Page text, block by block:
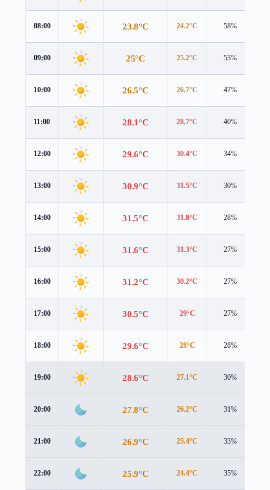
08:00 23.8°C 24.2°C 58%
09:00 25°C 25.2°C 53%
10:00 26.5°C 26.7°C 47%
11:00 28.1°C 28.7°C 40%
12:00 29.6°C 30.4°C 34%
13:00 30.9°C 31.5°C 30%
14:00 31.5°C 31.8°C 28%
15:00 31.6°C 31.3°C 27%
16:00 31.2°C 30.2°C 27%
17:00 30.5°C 29°C 27%
18:00 29.6°C 28°C 28%
19:00 28.6°C 27.1°C 30%
20:00 27.8°C 26.2°C 31%
21:00 26.9°C 25.4°C 33%
22:00 25.9°C 24.4°C 35%